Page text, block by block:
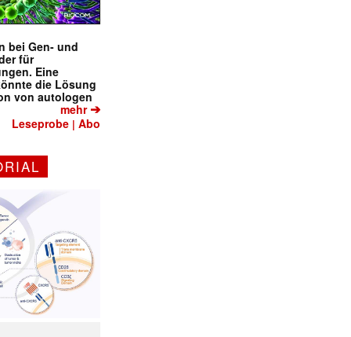
bei Gen- und
für
Eine
die Lösung
von autologen
mehr➔
Leseprobe |Abo